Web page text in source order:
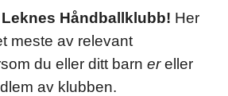
Håndballklubb! Her
meste av relevant
du eller ditt barnereller
av klubben.